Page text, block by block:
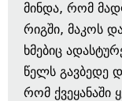
მინდა, რომ
რიგში, მაკოს
ხმებიც
წელს გავბედე
რომ ქვეყანაში